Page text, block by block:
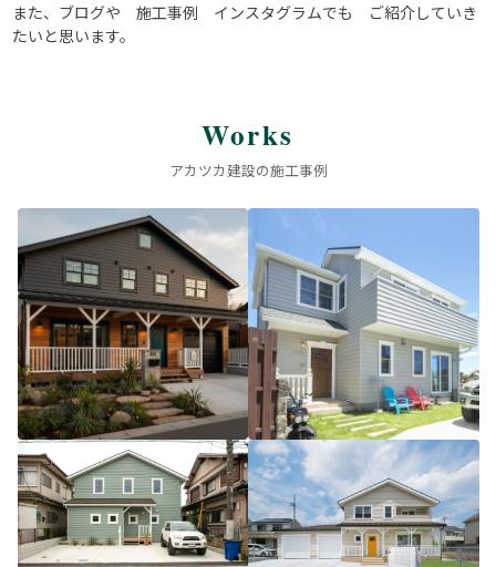
また、ブログや 施工事例 インスタグラムでも ご紹介していき
たいと思います。
Works
アカツカ建設の施工事例